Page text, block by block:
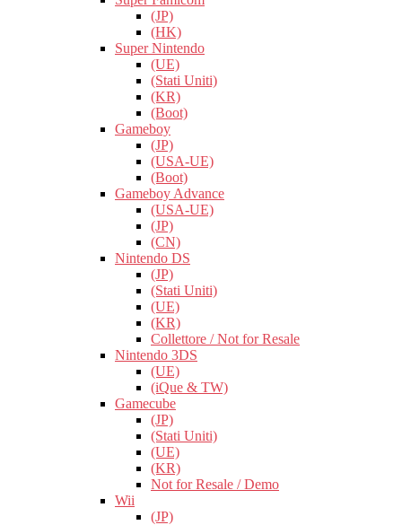
(JP)
(HK)
Super Nintendo
(UE)
(Stati Uniti)
(KR)
(Boot)
Gameboy
(JP)
(USA-UE)
(Boot)
Gameboy Advance
(USA-UE)
(JP)
(CN)
Nintendo DS
(JP)
(Stati Uniti)
(UE)
(KR)
Collettore / Not for Resale
Nintendo 3DS
(UE)
(iQue & TW)
Gamecube
(JP)
(Stati Uniti)
(UE)
(KR)
Not for Resale / Demo
Wii
(JP)